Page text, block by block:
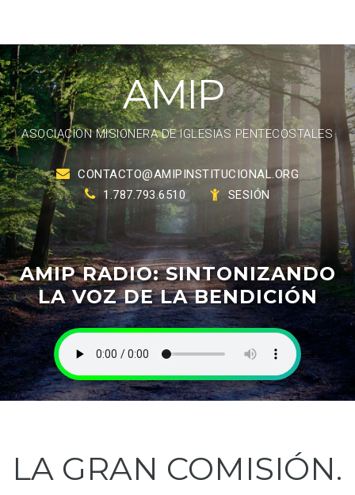
AMIP
ASOCIACIÓN MISIONERA DE IGLESIAS PENTECOSTALES
CONTACTO@AMIPINSTITUCIONAL.ORG
1.787.793.6510
SESIÓN
AMIP RADIO: SINTONIZANDO
LA VOZ DE LA BENDICIÓN
LA GRAN COMISIÓN.